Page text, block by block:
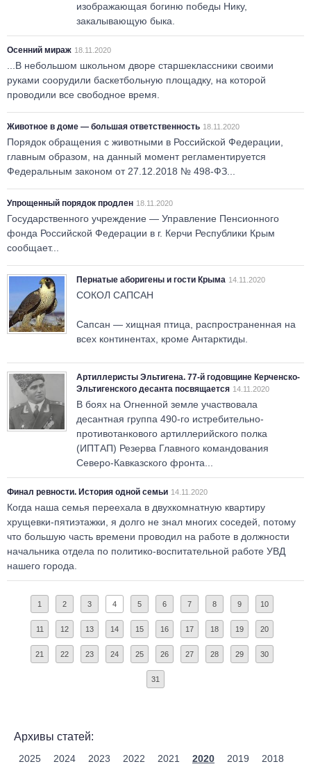
изображающая богиню победы Нику,
закалывающую быка.
Осенний мираж 18.11.2020
...В небольшом школьном дворе старшеклассники своими
руками соорудили баскетбольную площадку, на которой
проводили все свободное время.
Животное в доме — большая ответственность 18.11.2020
Порядок обращения с животными в Российской Федерации,
главным образом, на данный момент регламентируется
Федеральным законом от 27.12.2018 № 498-ФЗ...
Упрощенный порядок продлен 18.11.2020
Государственного учреждение — Управление Пенсионного
фонда Российской Федерации в г. Керчи Республики Крым
сообщает...
Пернатые аборигены и гости Крыма 14.11.2020
СОКОЛ САПСАН
Сапсан — хищная птица, распространенная на
всех континентах, кроме Антарктиды.
Артиллеристы Эльтигена. 77-й годовщине Керченско-
Эльтигенского десанта посвящается 14.11.2020
В боях на Огненной земле участвовала
десантная группа 490-го истребительно-
противотанкового артиллерийского полка
(ИПТАП) Резерва Главного командования
Северо-Кавказского фронта...
Финал ревности. История одной семьи 14.11.2020
Когда наша семья переехала в двухкомнатную квартиру
хрущевки-пятиэтажки, я долго не знал многих соседей, потому
что большую часть времени проводил на работе в должности
начальника отдела по политико-воспитательной работе УВД
нашего города.
1 2 3 4 5 6 7 8 9 10
11 12 13 14 15 16 17 18 19 20
21 22 23 24 25 26 27 28 29 30
31
Архивы статей:
2025 2024 2023 2022 2021 2020 2019 2018